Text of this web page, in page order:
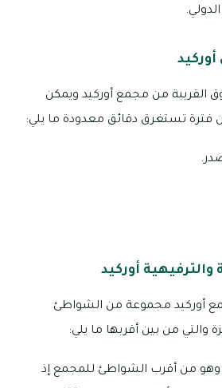
القريبة من مجمع أوركيد ويمكن
فترة تستغرق دقائق معدودة ما يلي:
أوركيد
أوركيد مجموعة من الشواطئ
والتي من بين أقربها ما يلي:
وهو من أقرب الشواطئ للمجمع إذ